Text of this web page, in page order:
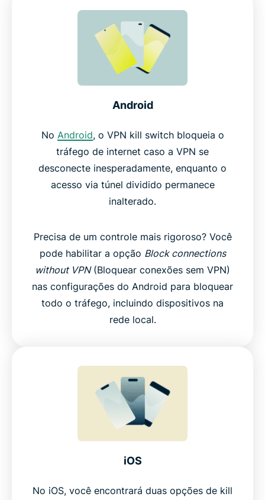
Android
No Android, o VPN kill switch bloqueia o
tráfego de internet caso a VPN se
desconecte inesperadamente, enquanto o
acesso via túnel dividido permanece
inalterado.
Precisa de um controle mais rigoroso? Você
pode habilitar a opção Block connections
without VPN(Bloquear conexões sem VPN)
nas configurações do Android para bloquear
todo o tráfego, incluindo dispositivos na
rede local.
iOS
No iOS, você encontrará duas opções de kill